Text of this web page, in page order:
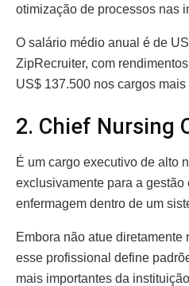
otimização de processos nas
O salário médio anual é de
ZipRecruiter, com
US$ 137.500 nos cargos mais
2. Chief Nursing
É um cargo executivo de alto
exclusivamente para a gestão
enfermagem dentro de um
Embora não atue diretamente
esse profissional define
mais importantes da